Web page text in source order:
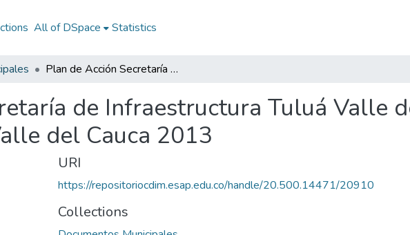
All of DSpace Statistics
Plan de Acción Secretaría de Infraestructura Tuluá Valle del Cauca 2013: PASI Tuluá Valle del Cauca 2013
de Infraestructura Tuluá Valle
del Cauca 2013
URI
https://repositoriocdim.esap.edu.co/handle/20.500.14471/20910
Collections